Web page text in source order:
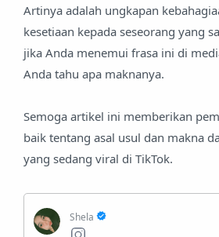
Artinya adalah ungkapan
kesetiaan kepada seseorang yang
jika Anda menemui frasa ini di
Anda tahu apa maknanya.
Semoga artikel ini memberikan
baik tentang asal usul dan makna
yang sedang viral di TikTok.